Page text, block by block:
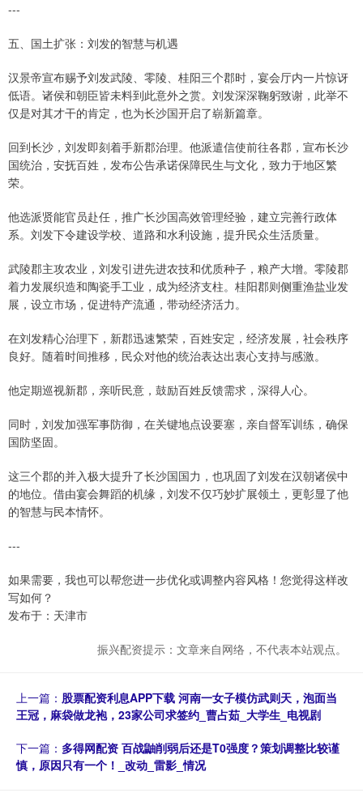
---
五、国土扩张：刘发的智慧与机遇
汉景帝宣布赐予刘发武陵、零陵、桂阳三个郡时，宴会厅内一片惊讶
低语。诸侯和朝臣皆未料到此意外之赏。刘发深深鞠躬致谢，此举不
仅是对其才干的肯定，也为长沙国开启了崭新篇章。
回到长沙，刘发即刻着手新郡治理。他派遣信使前往各郡，宣布长沙
国统治，安抚百姓，发布公告承诺保障民生与文化，致力于地区繁
荣。
他选派贤能官员赴任，推广长沙国高效管理经验，建立完善行政体
系。刘发下令建设学校、道路和水利设施，提升民众生活质量。
武陵郡主攻农业，刘发引进先进农技和优质种子，粮产大增。零陵郡
着力发展织造和陶瓷手工业，成为经济支柱。桂阳郡则侧重渔盐业发
展，设立市场，促进特产流通，带动经济活力。
在刘发精心治理下，新郡迅速繁荣，百姓安定，经济发展，社会秩序
良好。随着时间推移，民众对他的统治表达出衷心支持与感激。
他定期巡视新郡，亲听民意，鼓励百姓反馈需求，深得人心。
同时，刘发加强军事防御，在关键地点设要塞，亲自督军训练，确保
国防坚固。
这三个郡的并入极大提升了长沙国国力，也巩固了刘发在汉朝诸侯中
的地位。借由宴会舞蹈的机缘，刘发不仅巧妙扩展领土，更彰显了他
的智慧与民本情怀。
---
如果需要，我也可以帮您进一步优化或调整内容风格！您觉得这样改
写如何？
发布于：天津市
振兴配资提示：文章来自网络，不代表本站观点。
上一篇： 股票配资利息APP下载 河南一女子模仿武则天，泡面当
王冠，麻袋做龙袍，23家公司求签约_曹占茹_大学生_电视剧
下一篇： 多得网配资 百战鼬削弱后还是T0强度？策划调整比较谨
慎，原因只有一个！_改动_雷影_情况